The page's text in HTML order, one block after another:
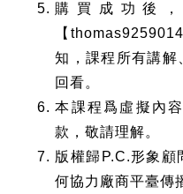
購買成功後
【
知，課程所有講解
回看。
本課程爲虛擬內
款，敬請理解。
版權歸P.C.形象顧
何協力廠商平臺傳